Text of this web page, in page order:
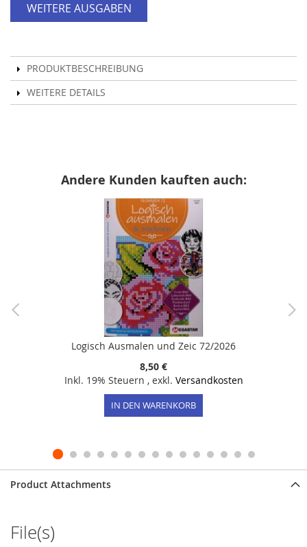
WEITERE AUSGABEN
PRODUKTBESCHREIBUNG
WEITERE DETAILS
Andere Kunden kauften auch:
Logisch Ausmalen und Zeic 72/2026
8,50 €
Inkl. 19% Steuern , exkl. Versandkosten
IN DEN WARENKORB
Product Attachments
File(s)